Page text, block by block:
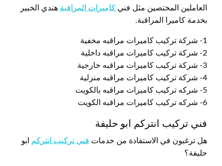
العاملين المختصين مثل فني كاميرات المراقبة هندي الخبير
بخدمة كاميرا المراقبة.
1- شركة تركيب كاميرات مراقبه مخفية
2- شركة تركيب كاميرات مراقبه داخلية
3- شركة تركيب كاميرات مراقبه خارجية
4- شركة تركيب كاميرات مراقبه منزلية
5- شركه تركيب كاميرات مراقبه بالكويت
6- شركه تركيب كاميرات مراقبه الكويت
فني تركيب انتركم ابو حليفة
هل ترغبون في الاستفادة من خدمات فني تركيب انتركم
ابو
حليفة؟